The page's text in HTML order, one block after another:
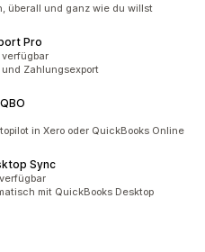
überall und ganz wie du willst
Pro
verfügbar
und Zahlungsexport
in Xero oder QuickBooks Online
Sync
mit QuickBooks Desktop